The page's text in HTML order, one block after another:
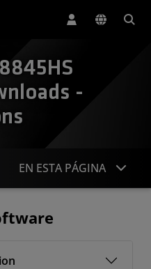
-
EN ESTA PÁGINA